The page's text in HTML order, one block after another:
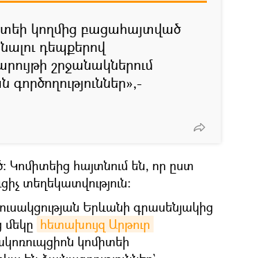
կողմից բացահայտված
դեպքերով
շրջանակներում
Կոմիտեից հայտնում են, որ ըստ
տեղեկատվություն։
Երևանի գրասենյակից
մեկը հետախույզ Արթուր
կոմիտեի